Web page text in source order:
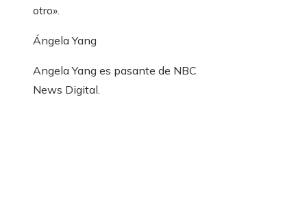
otro».
Ángela Yang
Angela Yang es pasante de NBC
News Digital.